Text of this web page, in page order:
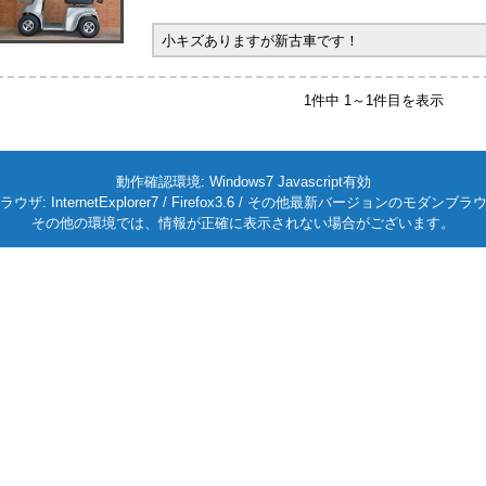
小キズありますが新古車です！
1件中 1～1件目を表示
動作確認環境: Windows7 Javascript有効
ウザ: InternetExplorer7 / Firefox3.6 / その他最新バージョンのモダンブラ
その他の環境では、情報が正確に表示されない場合がございます。